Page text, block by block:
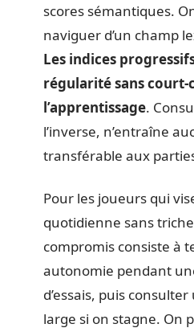
scores sémantiques.
naviguer d’un champ
Les indices
régularité sans
l’apprentissage.
l’inverse, n’entraîne
transférable aux
Pour les joueurs qui
quotidienne sans
compromis consiste à
autonomie pendant
d’essais, puis
large si on stagne. On